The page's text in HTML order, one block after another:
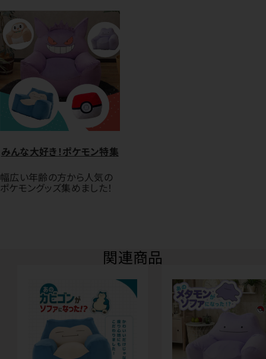
みんな大好き！ポケモン特集
幅広い年齢の方から人気の
ポケモングッズ集めました！
関連商品